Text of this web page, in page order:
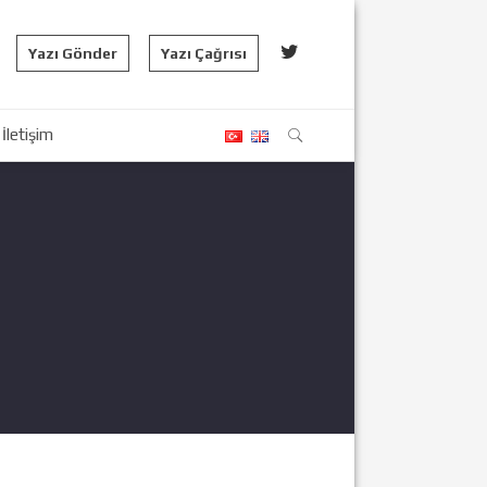
Yazı Gönder Yazı Çağrısı
İletişim